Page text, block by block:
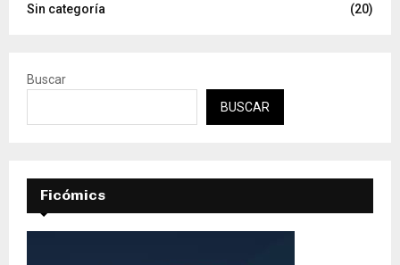
Sin categoría
(20)
Buscar
BUSCAR
Ficómics